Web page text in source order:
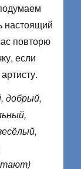
настоящий
повторю
если
добрый,